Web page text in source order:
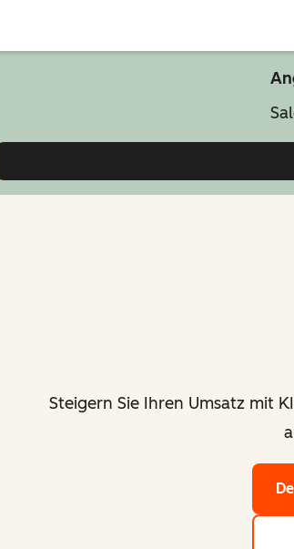
Steigern Sie Ihren Umsatz mit